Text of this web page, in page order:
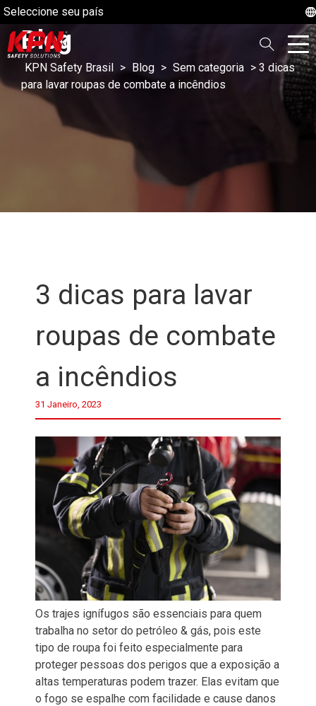
Seleccione seu país
Blog
KPN Safety Brasil > Blog > Sem categoria > 3 dicas
para lavar roupas de combate a incêndios
3 dicas para lavar
roupas de combate
a incêndios
31 Janeiro, 2023
Os trajes ignífugos são essenciais para quem
trabalha no setor do petróleo & gás, pois este
tipo de roupa foi feito especialmente para
proteger pessoas dos perigos que a exposição a
altas temperaturas podem trazer. Elas evitam que
o fogo se espalhe com facilidade e cause danos